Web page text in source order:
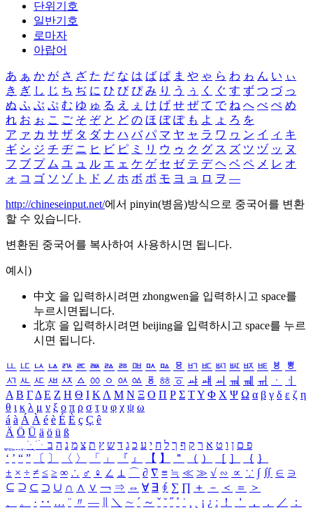
단위기호
일반기호
로마자
아랍어
あ ぁ か が さ ざ た だ な は ば ぱ ま や ゃ ら わ ゎ ん い ぃ
き ぎ し じ ち ぢ に ひ び ぴ み り う ぅ く ぐ す ず つ づ っ
ぬ ふ ぶ ぷ む ゆ ゅ る え ぇ け げ せ ぜ て で ね へ べ ぺ め
れ お ぉ こ ご そ ぞ と ど の ほ ぼ ぽ も よ ょ ろ を
ア ァ カ サ ザ タ ダ ナ ハ バ パ マ ヤ ャ ラ ワ ヮ ン イ ィ キ
ギ シ ジ チ ヂ ニ ヒ ビ ピ ミ リ ウ ゥ ク グ ス ズ ツ ヅ ッ ヌ
フ ブ プ ム ユ ュ ル エ ェ ケ ゲ セ ゼ テ デ ヘ ベ ペ メ レ オ
ォ コ ゴ ソ ゾ ト ド ノ ホ ボ ポ モ ヨ ョ ロ ヲ ―
http://chineseinput.net/에서 pinyin(병음)방식으로 중국어를 변환
할 수 있습니다.
변환된 중국어를 복사하여 사용하시면 됩니다.
예시)
中文 을 입력하시려면 zhongwen을 입력하시고 space를
누르시면됩니다.
北京 을 입력하시려면 beijing을 입력하시고 space를 누르
시면 됩니다.
ㅥ ㅦ ㅧ ㅨ ㅩ ㅪ ㅫ ㅬ ㅭ ㅮ ㅯ ㅰ ㅱ ㅲ ㅳ ㅴ ㅵ ㅶ ㅷ ㅸ
ㅹ
ㅺ ㅻ ㅼ ㅽ ㅾ ㅿ ㆀ ㆁ ㆂ ㆃ ㆄ ㆅ ㆆ ㆇ ㆈ ㆉ ㆊ ㆋ ㆌ ㆍ
ㆎ
Α Β ΓΔ Ε Ζ Η Θ Ι ΚΛ Μ Ν Ξ Ο Π Ρ Σ ΤΥ Φ Χ Ψ Ω α β γ δ ε ζ η
θ ι κ λ μ ν ξ ο π ρ σ τ υ φ χ ψ ω
á à Á À é è É È ç Ç ê
Ä Ö Ü ä ö ü ß
ִֶֹ ֻּ ׁׂ פ ם ן ו ט א ר ק ף ך ל ח י ע כ ג ד ש ץ ת צ מ נ ה ב
‘ ’ “ ” 〔 〕 〈 〉 「 」 『 』 【 】 ＂ （ ） ［ ］ ｛ ｝
± × ÷ ≠ ≤ ≥ ∞ ∴ ♂ ♀ ∠ ⊥ ⌒ ∂ ∇ ≡ ≒ ≪ ≫ √ ∽ ∝ ∵ ∫ ∬ ∈ ∋
⊆ ⊇ ⊂ ⊃ ∪ ∩ ∧ ∨ ￢ ⇒ ⇔ ∀ ∃ ∮ ∑ ∏ ＋ － ＜ ＝
＞
、
。 · ‥ … ¨ 〃 ― ＼ ∼ ´ ～ ˇ ˘ ˝ ˚ ˙ ¸ ¡ ¿ ː ！ ＇ ， ． ／
：